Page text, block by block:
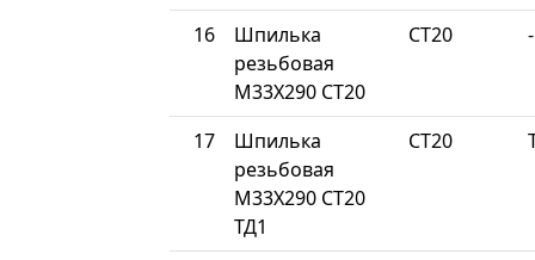
16
Шпилька
резьбовая
М33Х290 СТ20
СТ20 -
17
Шпилька
резьбовая
М33Х290 СТ20
ТД1
СТ20